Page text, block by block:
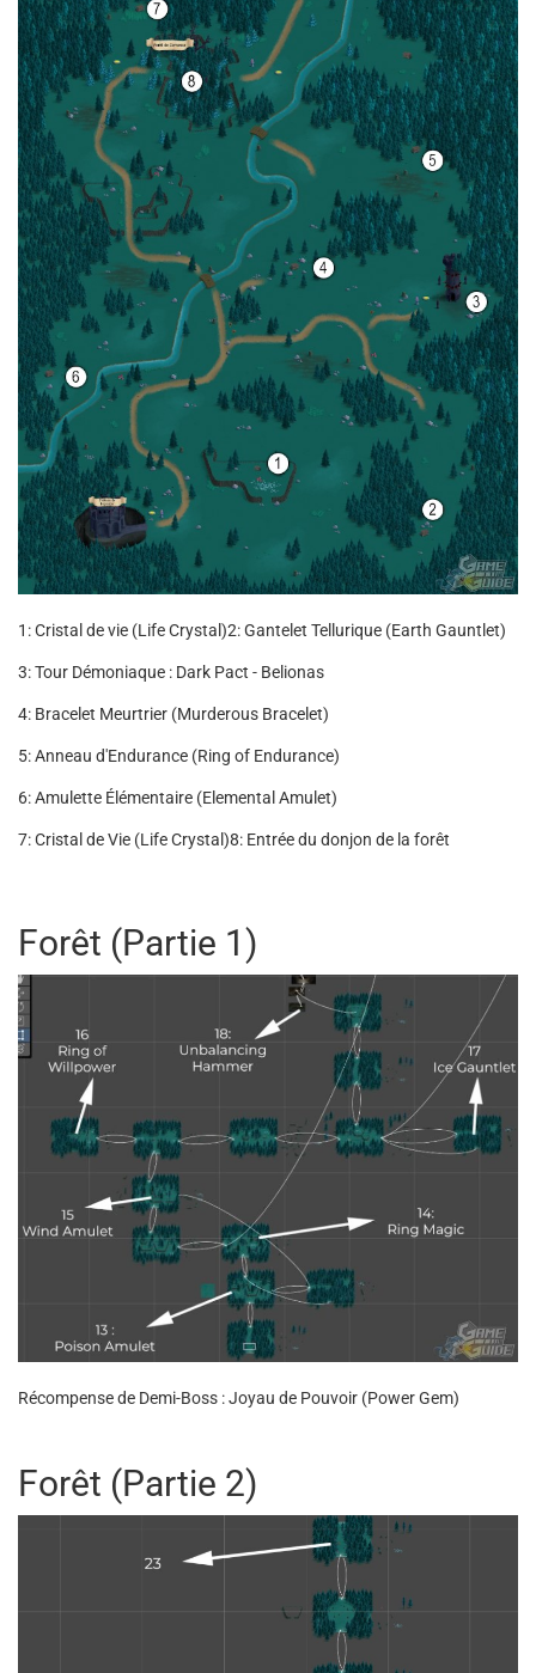
1: Cristal de vie (Life Crystal)2: Gantelet Tellurique (Earth Gauntlet)
3: Tour Démoniaque : Dark Pact - Belionas
4: Bracelet Meurtrier (Murderous Bracelet)
5: Anneau d'Endurance (Ring of Endurance)
6: Amulette Élémentaire (Elemental Amulet)
7: Cristal de Vie (Life Crystal)8: Entrée du donjon de la forêt
Forêt (Partie 1)
Récompense de Demi-Boss : Joyau de Pouvoir (Power Gem)
Forêt (Partie 2)